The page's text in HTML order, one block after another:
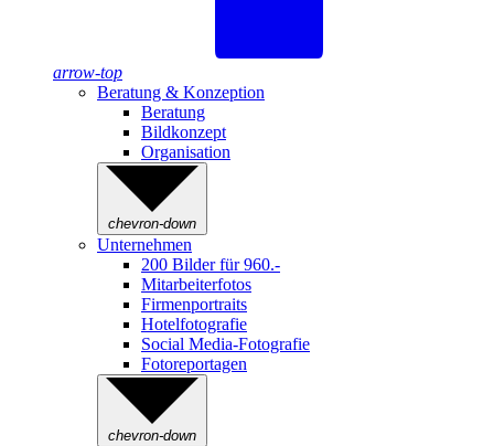
arrow-top
Beratung & Konzeption
Beratung
Bildkonzept
Organisation
chevron-down
Unternehmen
200 Bilder für 960.-
Mitarbeiterfotos
Firmenportraits
Hotelfotografie
Social Media-Fotografie
Fotoreportagen
chevron-down